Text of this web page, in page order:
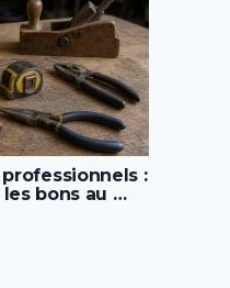
:
bons au …